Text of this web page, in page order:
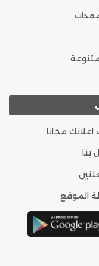
مجانا
بنا
الموقع